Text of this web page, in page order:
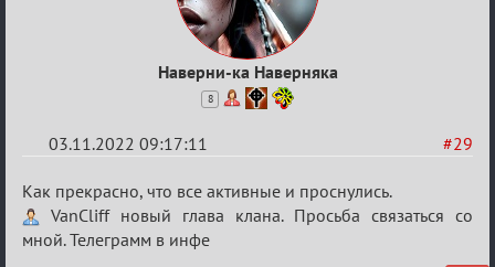
Наверни-ка Наверняка
8
#29
03.11.2022 09:17:11
Re:
Боги
мафии
Как прекрасно, что все активные и проснулись.
VanCliff новый глава клана. Просьба связаться со
мной. Телеграмм в инфе